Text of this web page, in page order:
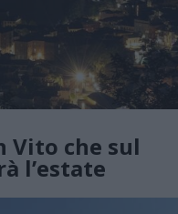
Vito che sul
l’estate